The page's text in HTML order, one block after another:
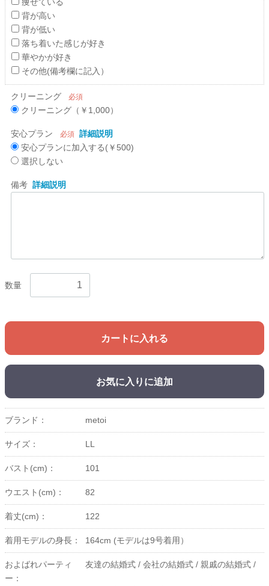
背が高い
背が低い
落ち着いた感じが好き
華やかが好き
その他(備考欄に記入）
クリーニング 必須
クリーニング（￥1,000）
安心プラン 必須 詳細説明
安心プランに加入する(￥500)
選択しない
備考 詳細説明
数量
カートに入れる
お気に入りに追加
ブランド： metoi
サイズ： LL
バスト(cm)： 101
ウエスト(cm)： 82
着丈(cm)： 122
着用モデルの身長： 164cm (モデルは9号着用）
およばれパーティ
ー：
友達の結婚式 / 会社の結婚式 / 親戚の結婚式 /